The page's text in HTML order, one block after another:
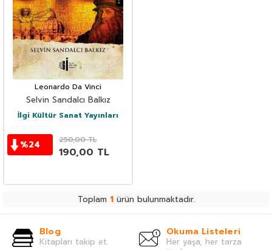
Leonardo Da Vinci
Selvin Sandalcı Balkız
İlgi Kültür Sanat Yayınları
%24 250,00TL
190,00 TL
Toplam 1ürün bulunmaktadır.
Blog
Kitapları takip et.
Okuma Listeleri
Her yaşa, her tarza